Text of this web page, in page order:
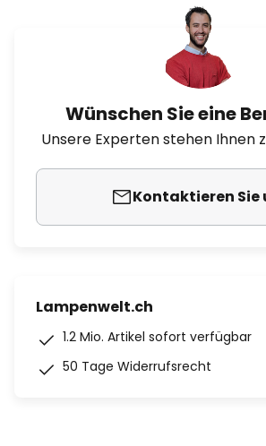
Wünschen Sie eine
Unsere Experten stehen Ihnen
Kontaktieren Sie
Lampenwelt.ch
1.2 Mio. Artikel sofort verfügbar
50 Tage Widerrufsrecht